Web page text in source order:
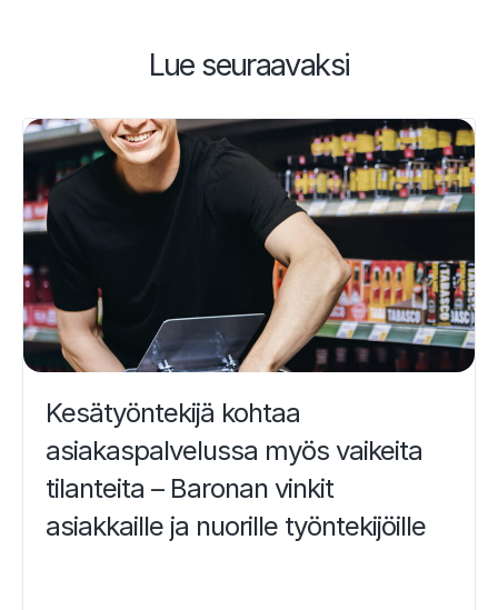
Lue seuraavaksi
Kesätyöntekijä kohtaa
asiakaspalvelussa myös vaikeita
tilanteita – Baronan vinkit
asiakkaille ja nuorille työntekijöille